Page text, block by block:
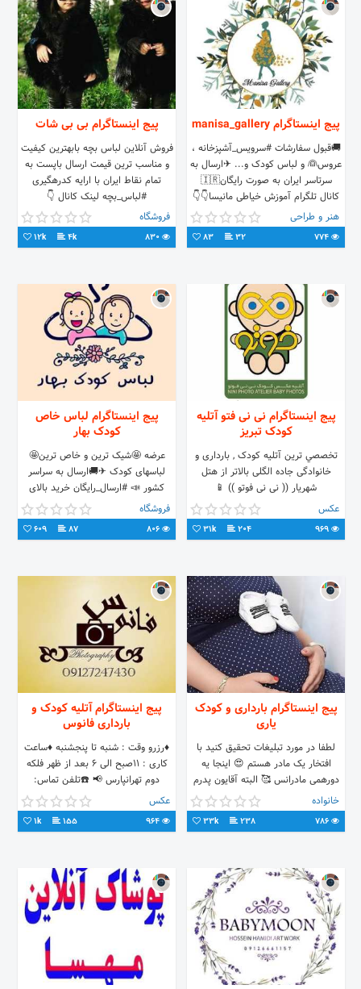
پیج اینستاگرام manisa_gallery
🚚قبول سفارشات #سرویس_آشپزخانه ،
عروس👰 و لباس کودک و...‌ ✈ارسال به
سرتاسر ایران به صورت رایگان🇮🇷
کانال تلگرام آموزش خیاطی مانیسا👇👇
t.me/khayati_manisaهنر و طراحی
32
83
پیج اینستاگرام بی بی شات
فروش آنلاین لباس بچه بابهترین کیفیت
و مناسب ترین قیمت ارسال باپست به
تمام نقاط ایران با ارایه کدرهگیری
#لباس_بچه لینک کانال 👇
t/me.baby_proshat فروشگاه
4k
12k
پیج اینستاگرام نی نی فتو آتلیه
کودک تبریز
تخصصي ترين آتليه کودک , بارداری و
خانوادگی ‎جاده الگلی بالاتر از هتل
شهریار ‎(( نی نی فوتو )) 📱
09142995015 📍تبریز
عکس
204
31k
پیج اینستاگرام لباس خاص
کودک بهار
عرضه 🤩شیک ترین و خاص ترین🤩
لباسهای کودک ✈🚚ارسال به سراسر
کشور 📣 #ارسال_رایگان خرید بالای
۲۰۰هزار تومان در مشهد 💟ثبت
سفارش در دایرکت یا کانال تلگرام💟
فروشگاه
87
609
پیج اینستاگرام بارداری و کودک
یاری
لطفا در مورد تبلیغات تحقیق کنید با
افتخار یک مادر هستم 😍 اینجا یه
دورهمی مادرانس‌ 🥰 البته آقایون پدرم
اگه باشن خوشحال میشیم 😊خانواده
238
33k
پیج اینستاگرام آتلیه کودک و
بارداری فانوس
♦️رزرو وقت : شنبه تا پنجشنبه ♦️ساعت
کاری : ۱۱صبح الی ۶ بعد از ظهر فلکه
دوم تهرانپارس 📢 ☎️تلفن تماس:
۰۹۱۲۷۲۴۷۴۳۰_۰۲۱۷۷۸۶۴۰۳۰ #کودک
#بارداری #عکاسی
عکس
155
1k